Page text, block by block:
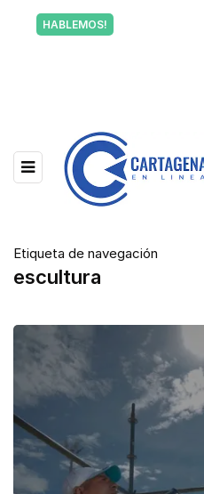
HABLEMOS!
Etiqueta de navegación
escultura